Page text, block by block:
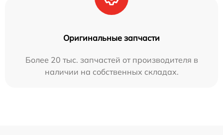
Оригинальные запчасти
Более 20 тыс. запчастей от производителя в
наличии на собственных складах.